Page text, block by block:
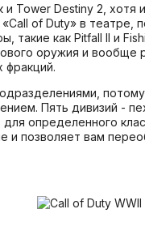
и Tower Destiny 2,
of Duty» в театре,
такие как Pitfall II и
оружия и
фракций.
Пять дивизий -
определенного
позволяет вам